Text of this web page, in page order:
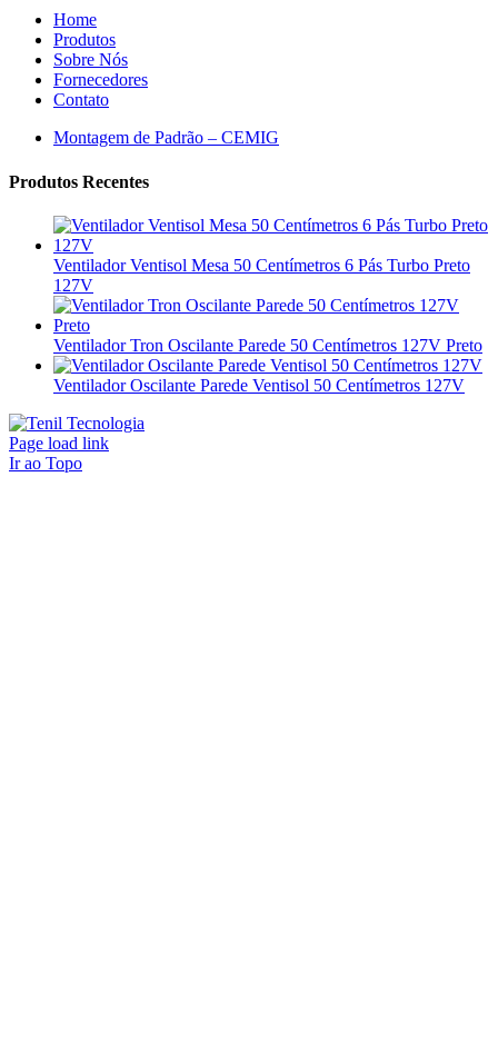
Home
Produtos
Sobre Nós
Fornecedores
Contato
Montagem de Padrão – CEMIG
Produtos Recentes
Ventilador Ventisol Mesa 50 Centímetros 6 Pás Turbo Preto
127V
Ventilador Tron Oscilante Parede 50 Centímetros 127V Preto
Ventilador Oscilante Parede Ventisol 50 Centímetros 127V
Page load link
Ir ao Topo